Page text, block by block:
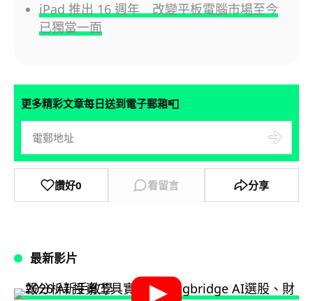
iPad 推出 16 週年 改變平板電腦市場至今
已獨當一面
更多精彩文章每日送到電子郵箱📮
讚好0 看留言 分享
最新影片